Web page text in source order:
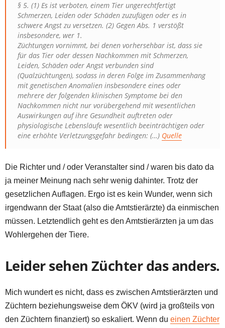
§ 5. (1) Es ist verboten, einem Tier ungerechtfertigt
Schmerzen, Leiden oder Schäden zuzufügen oder es in
schwere Angst zu versetzen. (2) Gegen Abs. 1 verstößt
insbesondere, wer 1.
Züchtungen vornimmt, bei denen vorhersehbar ist, dass sie
für das Tier oder dessen Nachkommen mit Schmerzen,
Leiden, Schäden oder Angst verbunden sind
(Qualzüchtungen), sodass in deren Folge im Zusammenhang
mit genetischen Anomalien insbesondere eines oder
mehrere der folgenden klinischen Symptome bei den
Nachkommen nicht nur vorübergehend mit wesentlichen
Auswirkungen auf ihre Gesundheit auftreten oder
physiologische Lebensläufe wesentlich beeinträchtigen oder
eine erhöhte Verletzungsgefahr bedingen: (…) Quelle
Die Richter und / oder Veranstalter sind / waren bis dato da
ja meiner Meinung nach sehr wenig dahinter. Trotz der
gesetzlichen Auflagen. Ergo ist es kein Wunder, wenn sich
irgendwann der Staat (also die Amtstierärzte) da einmischen
müssen. Letztendlich geht es den Amtstierärzten ja um das
Wohlergehen der Tiere.
Leider sehen Züchter das anders.
Mich wundert es nicht, dass es zwischen Amtstierärzten und
Züchtern beziehungsweise dem ÖKV (wird ja großteils von
den Züchtern finanziert) so eskaliert. Wenn du einen Züchter